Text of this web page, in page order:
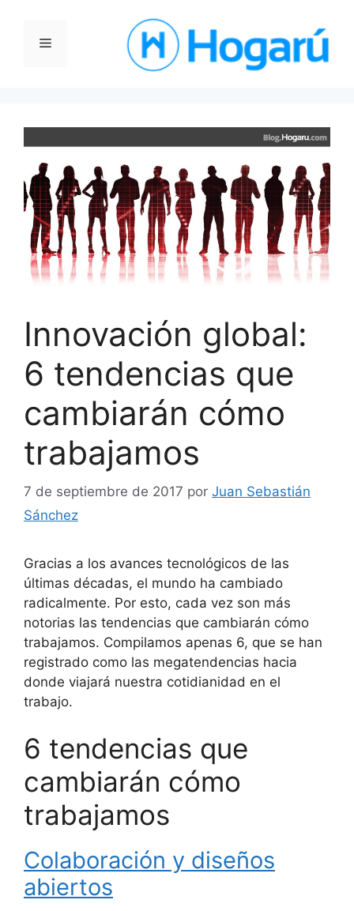
contenidoMenú
Innovación global:
6 tendencias que
cambiarán cómo
trabajamos
7 de septiembre de 2017 por Juan Sebastián
Sánchez
Gracias a los avances tecnológicos de las
últimas décadas, el mundo ha cambiado
radicalmente. Por esto, cada vez son más
notorias las tendencias que cambiarán cómo
trabajamos. Compilamos apenas 6, que se han
registrado como las megatendencias hacia
donde viajará nuestra cotidianidad en el
trabajo.
6 tendencias que
cambiarán cómo
trabajamos
Colaboración y diseños
abiertos